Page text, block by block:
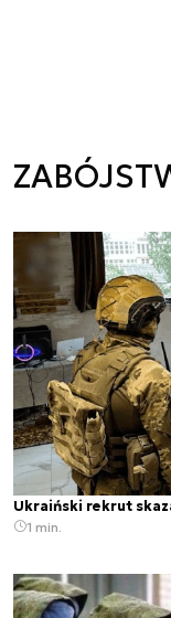
Ukraiński rekrut
1 min.